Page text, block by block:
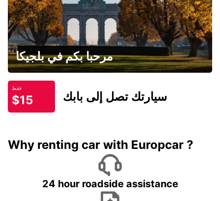
مرحبا بكم في بلجيكا
فقط
$15 سيارتك تصل إلى بابك
Why renting car with Europcar ?
24 hour roadside assistance